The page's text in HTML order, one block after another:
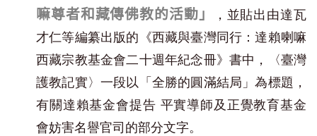
嘛尊者和藏傳佛教的活動」
，並貼出由達瓦
才仁等編纂出版的《西藏與臺灣同行：達賴喇嘛
西藏宗教基金會二十週年紀念冊》書中，〈臺灣
護教記實〉一段以「全勝的圓滿結局」為標題，
有關達賴基金會提告 平實導師及正覺教育基金
會妨害名譽官司的部分文字。